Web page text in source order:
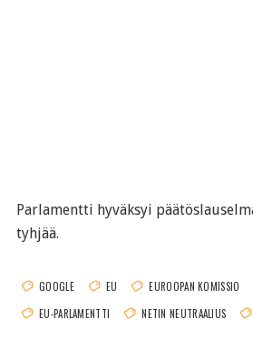
Parlamentti hyväksyi
tyhjää.
GOOGLE EU EUROOPAN KOMISSIO
EU-PARLAMENTTI
NETIN NEUTRAALIUS